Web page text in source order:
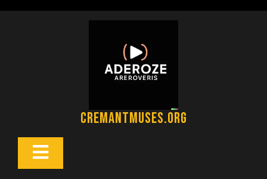
cremantmuses.org
Botón